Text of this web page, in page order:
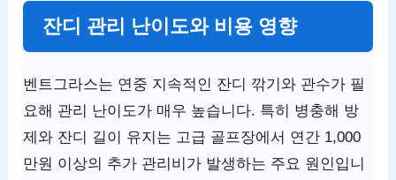
잔디 관리 난이도와 비용 영향
벤트그라스는 연중 지속적인 잔디 깎기와 관수가 필
요해 관리 난이도가 매우 높습니다. 특히 병충해 방
제와 잔디 길이 유지는 고급 골프장에서 연간 1,000
만원 이상의 추가 관리비가 발생하는 주요 원인입니